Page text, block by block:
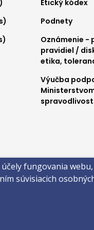
Etický kódex
Podnety
Oznámenie -
pravidiel /
etika,
Výučba
spravodlivosti
Cookies
fungovania
súvisiacich